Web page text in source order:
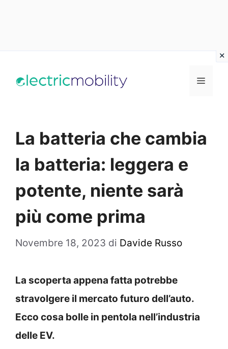
Menu
La batteria che cambia
la batteria: leggera e
potente, niente sarà
più come prima
Novembre 18, 2023 di Davide Russo
La scoperta appena fatta potrebbe
stravolgere il mercato futuro dell’auto.
Ecco cosa bolle in pentola nell’industria
delle EV.